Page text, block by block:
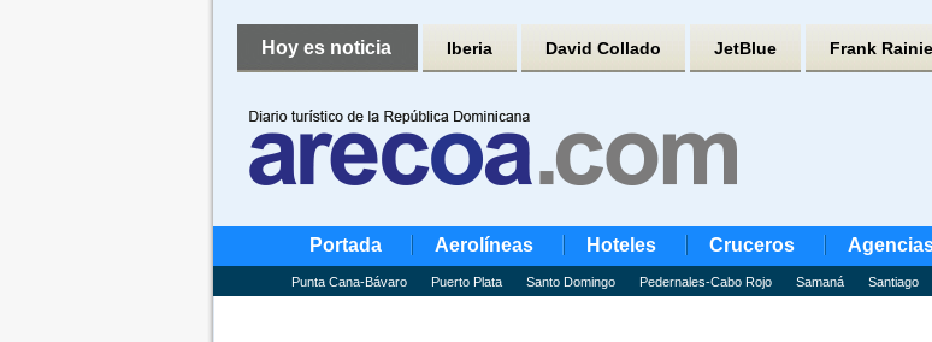
Hoy es noticia Iberia David Collado JetBlue Frank
Portada Aerolíneas Hoteles Cruceros
Punta Cana-Bávaro Puerto Plata Santo Domingo Pedernales-Cabo Rojo Samaná Santiago